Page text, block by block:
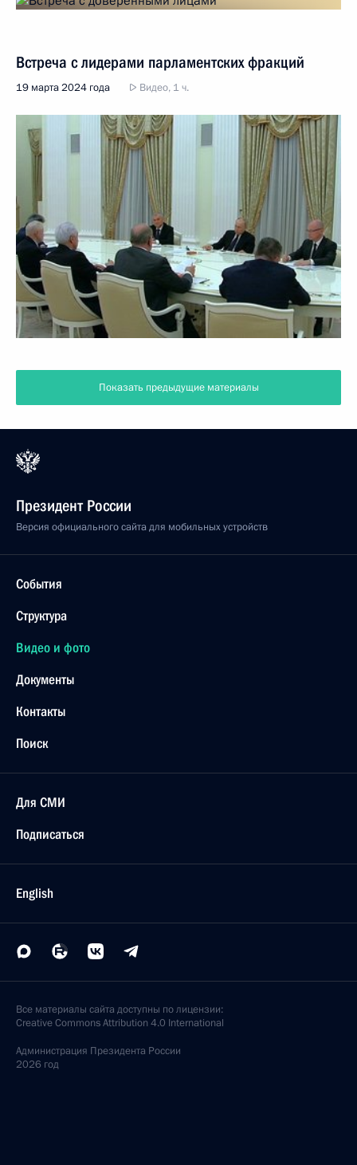
Встреча с лидерами парламентских фракций
19 марта 2024 года Видео, 1 ч.
Показать предыдущие материалы
Президент России
Версия официального сайта для мобильных устройств
События
Структура
Видео и фото
Документы
Контакты
Поиск
Для СМИ
Подписаться
English
Все материалы сайта доступны по лицензии:
Creative Commons Attribution 4.0 International
Администрация Президента России
2026 год